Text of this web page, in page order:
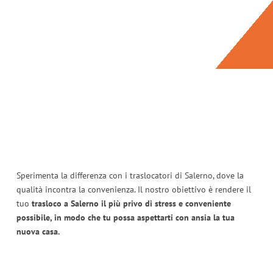
Sperimenta la differenza con i traslocatori di Salerno, dove la
qualità incontra la convenienza. Il nostro obiettivo è rendere il
tuo trasloco a Salerno il più privo di stress e conveniente
possibile, in modo che tu possa aspettarti con ansia la tua
nuova casa.